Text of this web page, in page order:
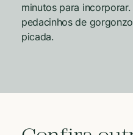
minutos para
pedacinhos de
picada.